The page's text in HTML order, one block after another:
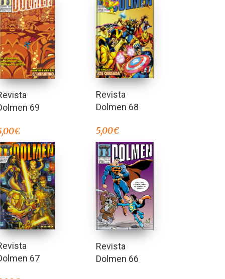
69
€
Revista
Dolmen 68
5,00€
67
Revista
Dolmen 66